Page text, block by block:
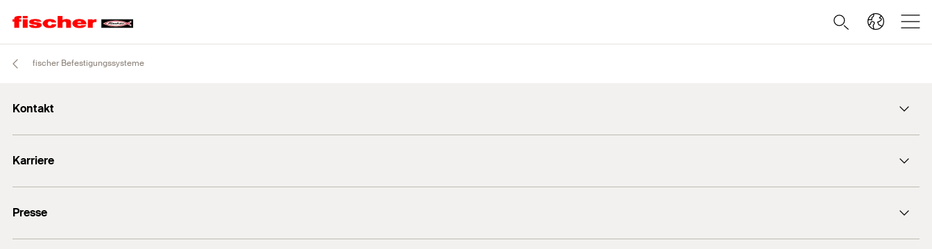
fischer Befestigungssysteme
Kontakt
+49 7443 12-0
Karriere
Gute Gründe
Ausbildung
Presse